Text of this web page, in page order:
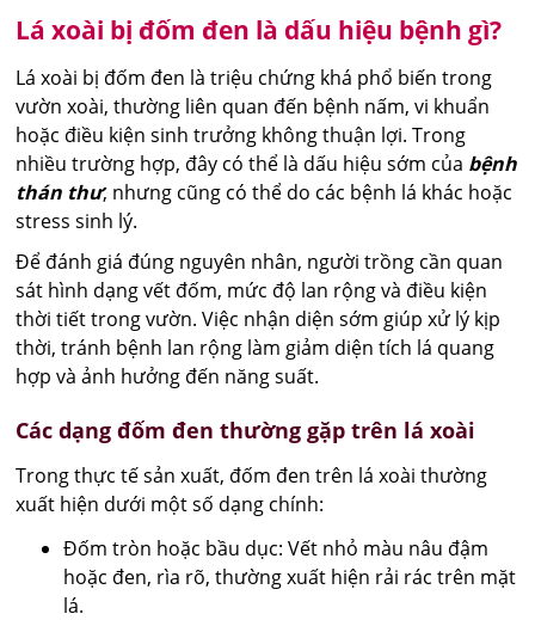
Lá xoài bị đốm đen là dấu hiệu bệnh gì?
Lá xoài bị đốm đen là triệu chứng khá phổ biến trong
vườn xoài, thường liên quan đến bệnh nấm, vi khuẩn
hoặc điều kiện sinh trưởng không thuận lợi. Trong
nhiều trường hợp, đây có thể là dấu hiệu sớm của bệnh
thán thư, nhưng cũng có thể do các bệnh lá khác hoặc
stress sinh lý.
Để đánh giá đúng nguyên nhân, người trồng cần quan
sát hình dạng vết đốm, mức độ lan rộng và điều kiện
thời tiết trong vườn. Việc nhận diện sớm giúp xử lý kịp
thời, tránh bệnh lan rộng làm giảm diện tích lá quang
hợp và ảnh hưởng đến năng suất.
Các dạng đốm đen thường gặp trên lá xoài
Trong thực tế sản xuất, đốm đen trên lá xoài thường
xuất hiện dưới một số dạng chính:
Đốm tròn hoặc bầu dục: Vết nhỏ màu nâu đậm
hoặc đen, rìa rõ, thường xuất hiện rải rác trên mặt
lá.